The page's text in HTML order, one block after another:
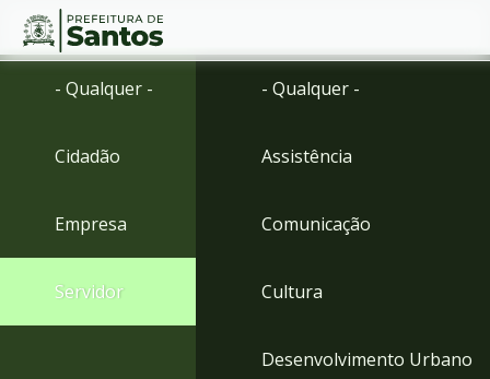
Ir
menu
para
Conteúdo
- Qualquer -
Cidadão
Empresa
Servidor
- Qualquer -
Assistência
Comunicação
Cultura
Desenvolvimento Urbano